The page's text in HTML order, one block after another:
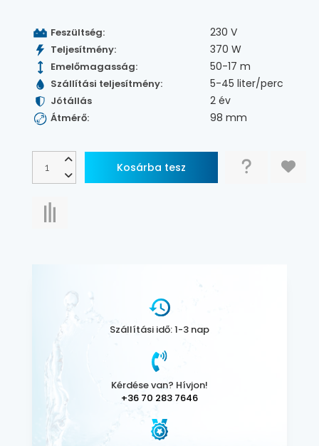
Feszültség: 230 V
Teljesítmény: 370 W
Emelőmagasság: 50-17 m
Szállítási teljesítmény: 5-45 liter/perc
Jótállás 2 év
Átmérő: 98 mm
Szállítási idő: 1-3 nap
Kérdése van? Hívjon!
+36 70 283 7646